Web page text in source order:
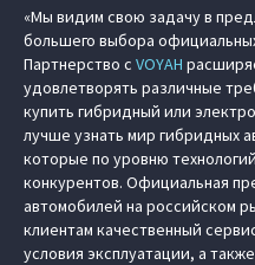
«Мы видим свою задачу в
большего выбора
Партнерство с VOYAH
удовлетворять различные
купить гибридный или
лучше узнать мир гибридных
которые по уровню
конкурентов. Официальная
автомобилей на российском
клиентам качественный
условия эксплуатации, а